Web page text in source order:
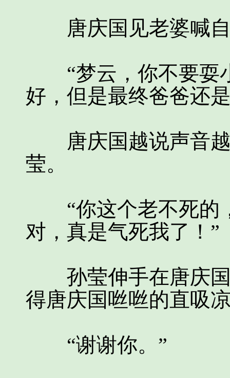
唐庆国见老婆喊自
“梦云，你不要耍
好，但是最终爸爸还
唐庆国越说声音越
莹。
“你这个老不死的
对，真是气死我了！”
孙莹伸手在唐庆国
得唐庆国咝咝的直吸
“谢谢你。”